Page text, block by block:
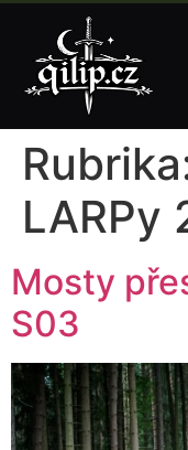
LARPy
Mosty
S03